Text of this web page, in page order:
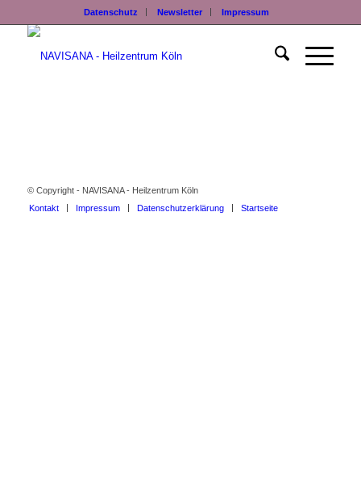
Datenschutz Newsletter Impressum
© Copyright - NAVISANA - Heilzentrum Köln
Kontakt
Impressum Datenschutzerklärung Startseite